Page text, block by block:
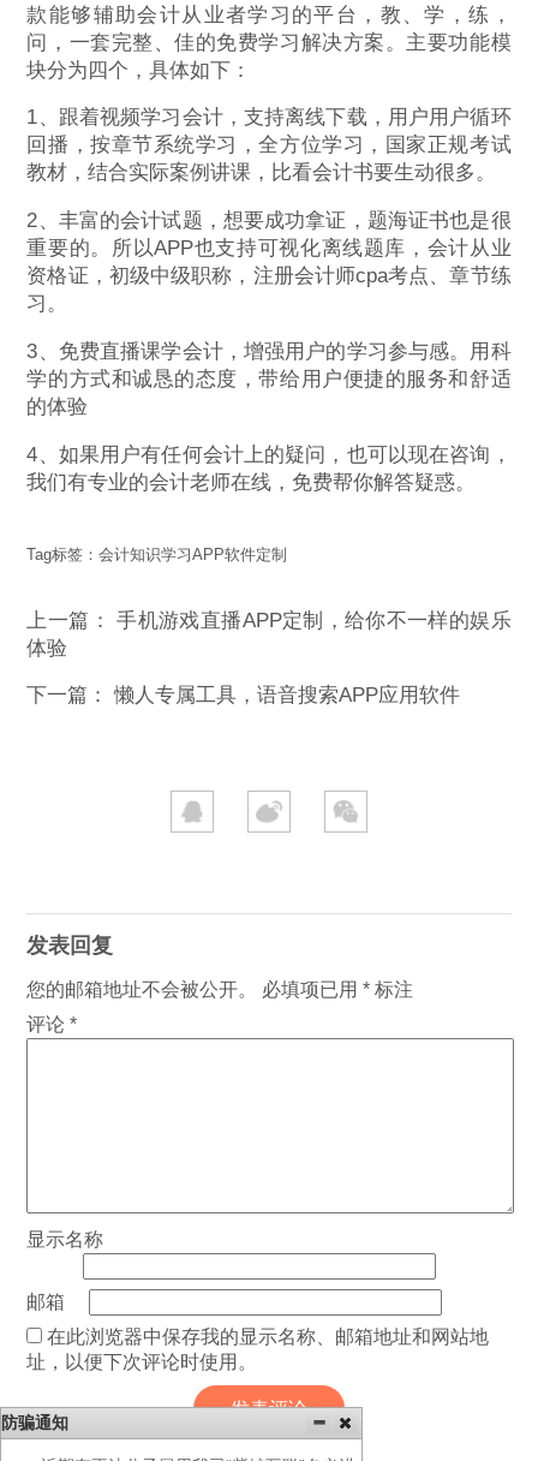
款能够辅助会计从业者学习的平台，教、学，练，
问，一套完整、佳的免费学习解决方案。主要功能模
块分为四个，具体如下：
1、跟着视频学习会计，支持离线下载，用户用户循环
回播，按章节系统学习，全方位学习，国家正规考试
教材，结合实际案例讲课，比看会计书要生动很多。
2、丰富的会计试题，想要成功拿证，题海证书也是很
重要的。所以APP也支持可视化离线题库，会计从业
资格证，初级中级职称，注册会计师cpa考点、章节练
习。
3、免费直播课学会计，增强用户的学习参与感。用科
学的方式和诚恳的态度，带给用户便捷的服务和舒适
的体验
4、如果用户有任何会计上的疑问，也可以现在咨询，
我们有专业的会计老师在线，免费帮你解答疑惑。
Tag标签：会计知识学习APP软件定制
上一篇：手机游戏直播APP定制，给你不一样的娱乐
体验
下一篇：懒人专属工具，语音搜索APP应用软件
发表回复
您的邮箱地址不会被公开。 必填项已用* 标注
评论*
显示名称
邮箱
在此浏览器中保存我的显示名称、邮箱地址和网站地
址，以便下次评论时使用。
防骗通知